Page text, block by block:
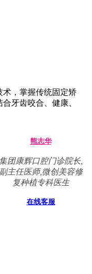
术，掌握传统固定矫
牙齿咬合、健康、
熊志华
集团康辉口腔门诊院长,
副主任医师,微创美容修
复种植专科医生
在线客服